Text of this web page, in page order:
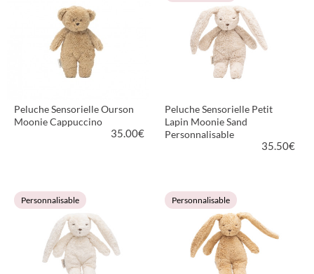
Peluche Sensorielle Ourson
Moonie Cappuccino
35.00€
VOIR LE PRODUIT
Peluche Sensorielle Petit
Lapin Moonie Sand
Personnalisable
35.50€
VOIR LE PRODUIT
Personnalisable Personnalisable